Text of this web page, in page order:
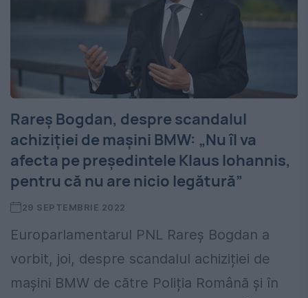
Rareș Bogdan, despre scandalul
achiziției de mașini BMW: „Nu îl va
afecta pe preşedintele Klaus Iohannis,
pentru că nu are nicio legătură”
29 SEPTEMBRIE 2022
Europarlamentarul PNL Rareș Bogdan a
vorbit, joi, despre scandalul achiziției de
mașini BMW de către Poliția Română și în